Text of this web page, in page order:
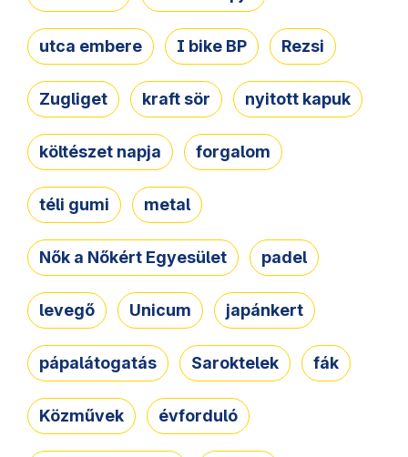
utca embere I bike BP Rezsi
Zugliget kraft sör nyitott kapuk
költészet napja forgalom
téli gumi metal
Nők a Nőkért Egyesület padel
levegő Unicum japánkert
pápalátogatás Saroktelek fák
Közművek évforduló